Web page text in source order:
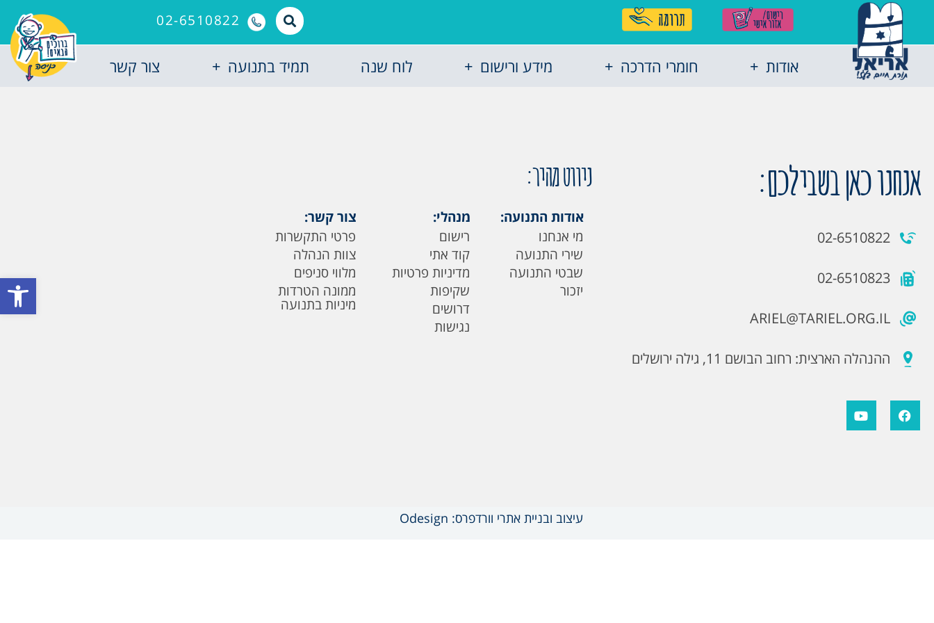
פתח
02-6510822
אודות חומרי הדרכה מידע ורישום לוח שנה תמיד בתנועה צור קשר
אנחנו כאן בשבילכם:
02-6510822
02-6510823
ARIEL@TARIEL.ORG.IL
ההנהלה הארצית: רחוב הבושם 11, גילה ירושלים
ניווט מהיר:
אודות התנועה:
מי אנחנו
שירי התנועה
שבטי התנועה
יזכור
מנהלי:
רישום
קוד אתי
מדיניות פרטיות
שקיפות
דרושים
נגישות
צור קשר:
פרטי התקשרות
צוות הנהלה
מלווי סניפים
ממונה הטרדות
מיניות בתנועה
עיצוב ובניית אתרי וורדפרס: Odesign